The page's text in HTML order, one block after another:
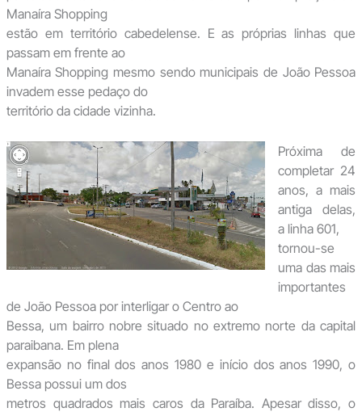
Manaíra Shopping
estão em território cabedelense. E as próprias linhas que
passam em frente ao
Manaíra Shopping mesmo sendo municipais de João Pessoa
invadem esse pedaço do
território da cidade vizinha.
Próxima de
completar 24
anos, a mais
antiga delas,
a linha 601,
tornou-se
uma das mais
importantes
de João Pessoa por interligar o Centro ao
Bessa, um bairro nobre situado no extremo norte da capital
paraibana. Em plena
expansão no final dos anos 1980 e início dos anos 1990, o
Bessa possui um dos
metros quadrados mais caros da Paraíba. Apesar disso, o